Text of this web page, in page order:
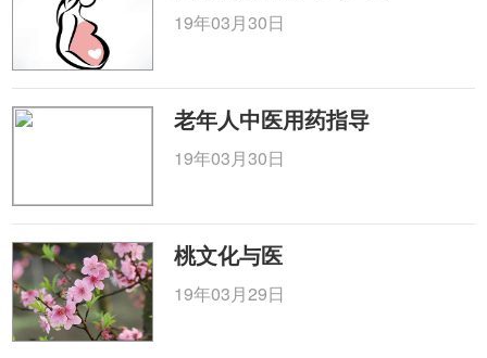
19年03月30日
老年人中医用药指导
19年03月30日
桃文化与医
19年03月29日